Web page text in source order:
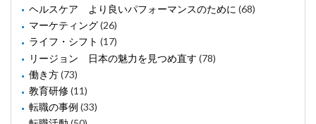
ヘルスケア より良いパフォーマンスのために (68)
マーケティング(26)
ライフ・シフト (17)
リージョン 日本の魅力を見つめ直す (78)
働き方(73)
教育研修(11)
転職の事例 (33)